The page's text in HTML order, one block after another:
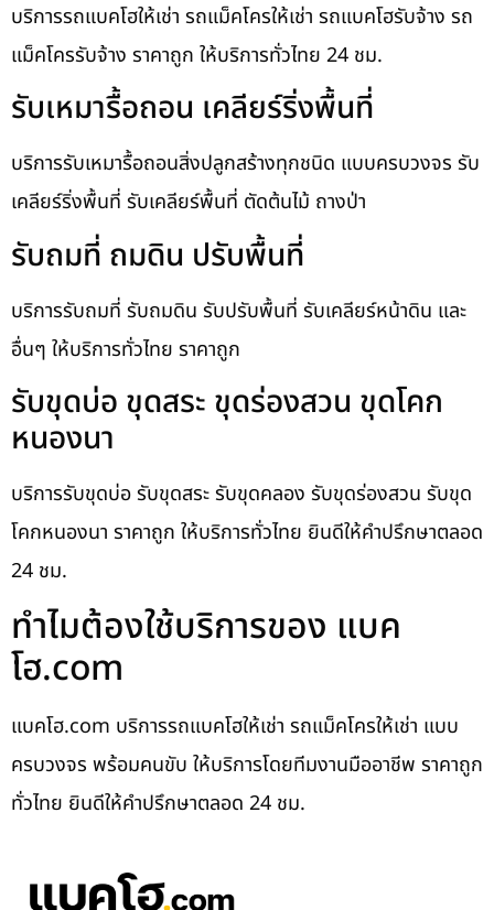
บริการรถแบคโฮให้เช่า รถแม็คโครให้เช่า รถแบคโฮรับจ้าง รถ
แม็คโครรับจ้าง ราคาถูก ให้บริการทั่วไทย 24 ชม.
รับเหมารื้อถอน เคลียร์ริ่งพื้นที่
บริการรับเหมารื้อถอนสิ่งปลูกสร้างทุกชนิด แบบครบวงจร รับ
เคลียร์ริ่งพื้นที่ รับเคลียร์พื้นที่ ตัดต้นไม้ ถางป่า
รับถมที่ ถมดิน ปรับพื้นที่
บริการรับถมที่ รับถมดิน รับปรับพื้นที่ รับเคลียร์หน้าดิน และ
อื่นๆ ให้บริการทั่วไทย ราคาถูก
รับขุดบ่อ ขุดสระ ขุดร่องสวน ขุดโคก
หนองนา
บริการรับขุดบ่อ รับขุดสระ รับขุดคลอง รับขุดร่องสวน รับขุด
โคกหนองนา ราคาถูก ให้บริการทั่วไทย ยินดีให้คำปรึกษาตลอด
24 ชม.
ทำไมต้องใช้บริการของ แบค
โฮ.com
แบคโฮ.com บริการรถแบคโฮให้เช่า รถแม็คโครให้เช่า แบบ
ครบวงจร พร้อมคนขับ ให้บริการโดยทีมงานมืออาชีพ ราคาถูก
ทั่วไทย ยินดีให้คำปรึกษาตลอด 24 ชม.